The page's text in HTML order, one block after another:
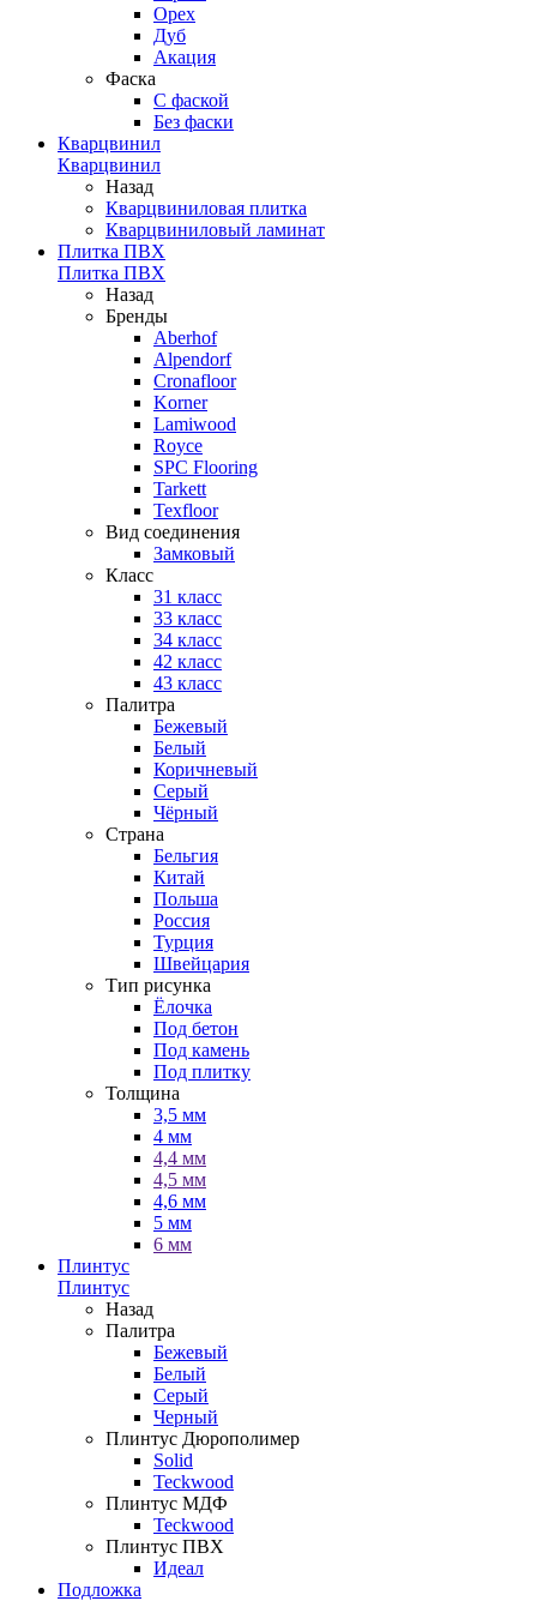
Орех
Дуб
Акация
Фаска
С фаской
Без фаски
Кварцвинил
Кварцвинил
Назад
Кварцвиниловая плитка
Кварцвиниловый ламинат
Плитка ПВХ
Плитка ПВХ
Назад
Бренды
Aberhof
Alpendorf
Cronafloor
Korner
Lamiwood
Royce
SPC Flooring
Tarkett
Texfloor
Вид соединения
Замковый
Класс
31 класс
33 класс
34 класс
42 класс
43 класс
Палитра
Бежевый
Белый
Коричневый
Серый
Чёрный
Страна
Бельгия
Китай
Польша
Россия
Турция
Швейцария
Тип рисунка
Ёлочка
Под бетон
Под камень
Под плитку
Толщина
3,5 мм
4 мм
4,4 мм
4,5 мм
4,6 мм
5 мм
6 мм
Плинтус
Плинтус
Назад
Палитра
Бежевый
Белый
Серый
Черный
Плинтус Дюрополимер
Solid
Teckwood
Плинтус МДФ
Teckwood
Плинтус ПВХ
Идеал
Подложка